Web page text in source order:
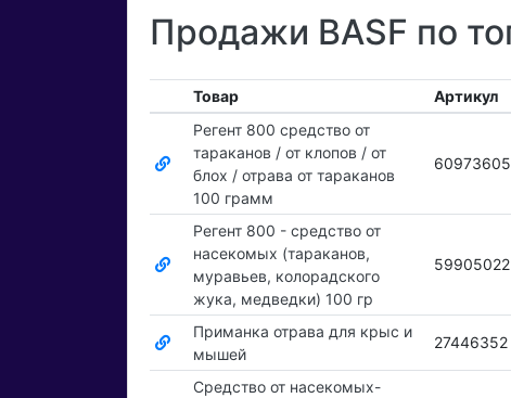
Продажи BASF по
Товар Артикул
Регент 800 средство от
тараканов / от клопов / от
блох / отрава от тараканов
100 грамм
60973605
Регент 800 - средство от
насекомых (тараканов,
муравьев, колорадского
жука, медведки) 100 гр
59905022
Приманка отрава для крыс и
мышей
27446352
Средство от насекомых-